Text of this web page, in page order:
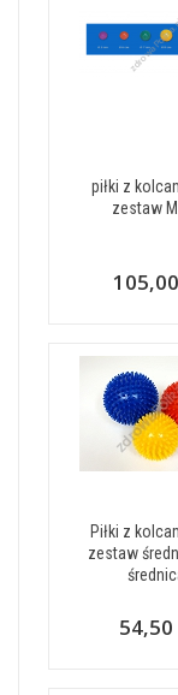
piłki z
zestaw
Piłki z
zestaw
54,50